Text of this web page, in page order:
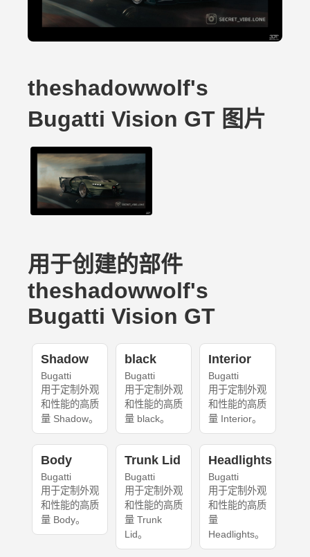
theshadowwolf's
Bugatti Vision GT 图片
用于创建的部件
theshadowwolf's
Bugatti Vision GT
Shadow
Bugatti
用于定制外观
和性能的高质
量 Shadow。
black
Bugatti
用于定制外观
和性能的高质
量 black。
Interior
Bugatti
用于定制外观
和性能的高质
量 Interior。
Body
Bugatti
用于定制外观
和性能的高质
量 Body。
Trunk Lid
Bugatti
用于定制外观
和性能的高质
量 Trunk
Lid。
Headlights
Bugatti
用于定制外观
和性能的高质
量
Headlights。